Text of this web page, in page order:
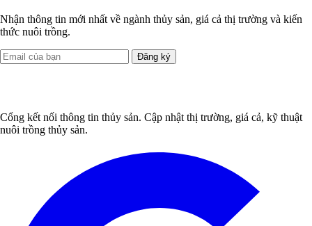
Nhận thông tin mới nhất về ngành thủy sản, giá cả thị trường và kiến
thức nuôi trồng.
Đăng ký
Cổng kết nối thông tin thủy sản. Cập nhật thị trường, giá cả, kỹ thuật
nuôi trồng thủy sản.